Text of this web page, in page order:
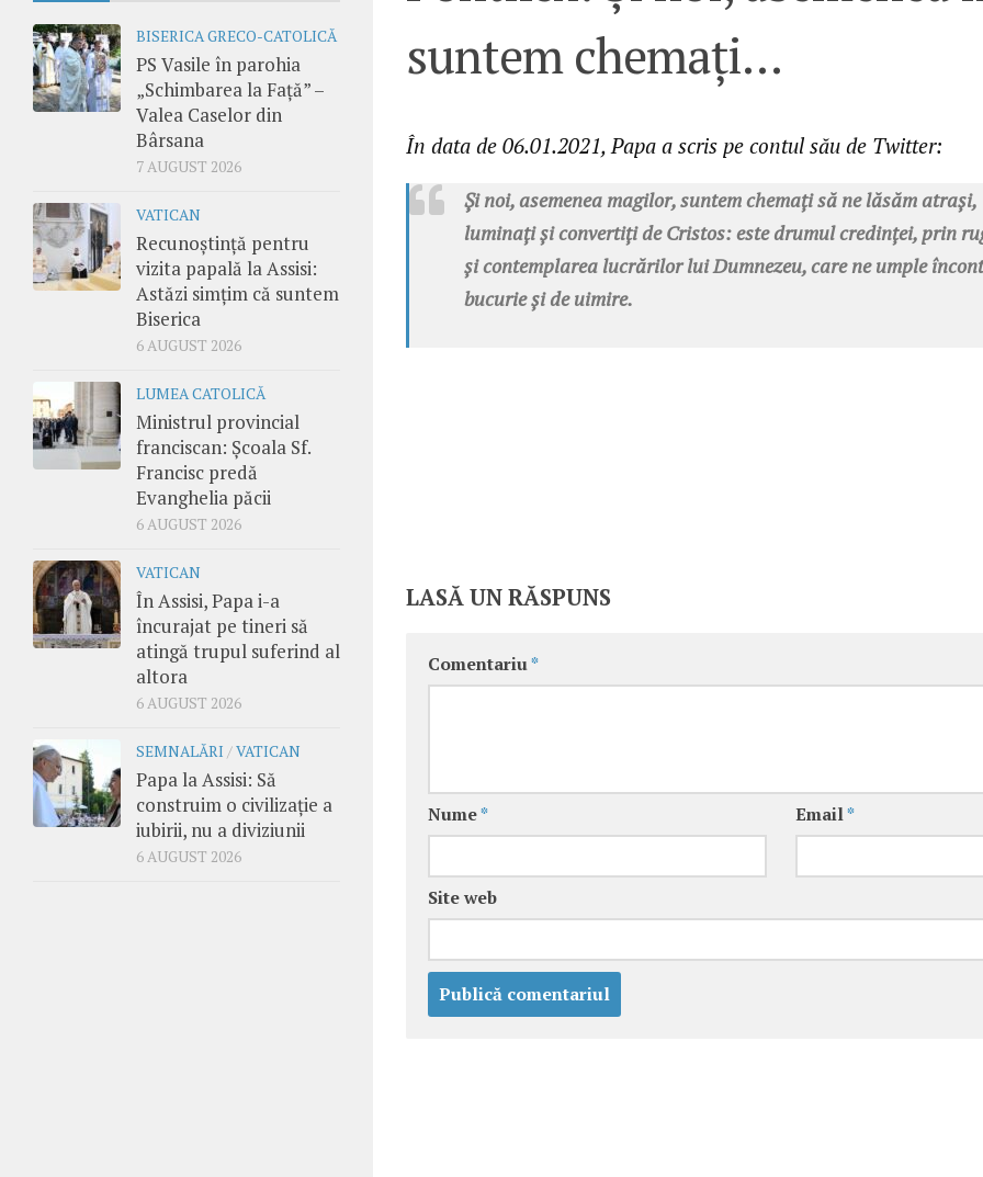
suntem chemați…
În data de 06.01.2021, Papa a scris pe contul său de Twitter:
Și noi, asemenea magilor, suntem chemați să ne lăsăm atrași,
luminați și convertiți de Cristos: este drumul credinței, prin
și contemplarea lucrărilor lui Dumnezeu, care ne umple
bucurie și de uimire.
LASĂ UN RĂSPUNS
Comentariu*
Nume* Email*
Site web
BISERICA GRECO-CATOLICĂ
PS Vasile în parohia
„Schimbarea la Față” –
Valea Caselor din
Bârsana
7 AUGUST 2026
VATICAN
Recunoștință pentru
vizita papală la Assisi:
Astăzi simțim că suntem
Biserica
6 AUGUST 2026
LUMEA CATOLICĂ
Ministrul provincial
franciscan: Școala Sf.
Francisc predă
Evanghelia păcii
6 AUGUST 2026
VATICAN
În Assisi, Papa i-a
încurajat pe tineri să
atingă trupul suferind al
altora
6 AUGUST 2026
SEMNALĂRI /VATICAN
Papa la Assisi: Să
construim o civilizație a
iubirii, nu a diviziunii
6 AUGUST 2026